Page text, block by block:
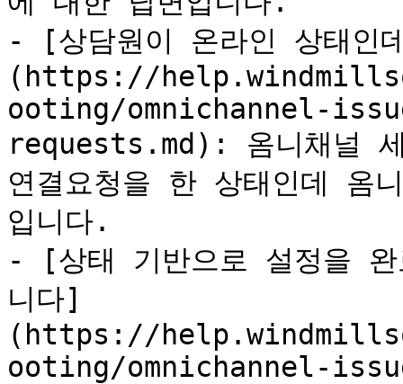
- [상담원이 온라인 상태인
(https://
ooting/omnichannel-
requests.md): 옴니채널
연결요청을 한 상태인데 옴
입니다.
- [상태 기반으로 설정을 완
니다]
(https://
ooting/omnichannel-